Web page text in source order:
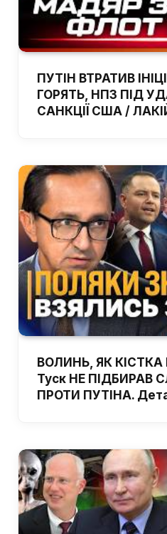
ПУТІН ВТРАТИВ
ГОРЯТЬ, НПЗ ПІД
САНКЦІЇ США /
ВОЛИНЬ, ЯК КІСТКА
Туск НЕ ПІДБИРАВ
ПРОТИ ПУТІНА.